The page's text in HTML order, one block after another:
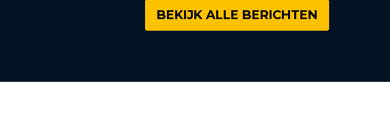
BEKIJK ALLE BERICHTEN